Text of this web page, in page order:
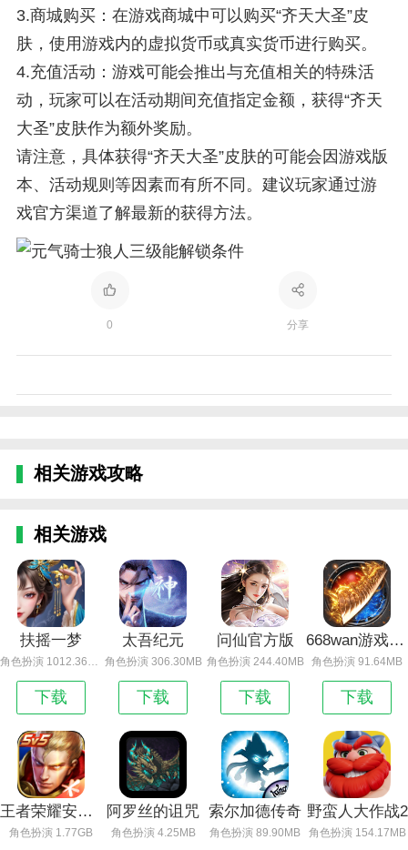
3.商城购买：在游戏商城中可以购买“齐天大圣”皮
肤，使用游戏内的虚拟货币或真实货币进行购买。
4.充值活动：游戏可能会推出与充值相关的特殊活
动，玩家可以在活动期间充值指定金额，获得“齐天
大圣”皮肤作为额外奖励。
请注意，具体获得“齐天大圣”皮肤的可能会因游戏版
本、活动规则等因素而有所不同。建议玩家通过游
戏官方渠道了解最新的获得方法。
0 分享
相关游戏攻略
相关游戏
扶摇一梦
角色扮演 1012.36MB
下载
太吾纪元
角色扮演 306.30MB
下载
问仙官方版
角色扮演 244.40MB
下载
668wan游戏狂暴传奇官方版
角色扮演 91.64MB
下载
王者荣耀安卓版下载安装渠道服
角色扮演 1.77GB
阿罗丝的诅咒
角色扮演 4.25MB
索尔加德传奇
角色扮演 89.90MB
野蛮人大作战2
角色扮演 154.17MB